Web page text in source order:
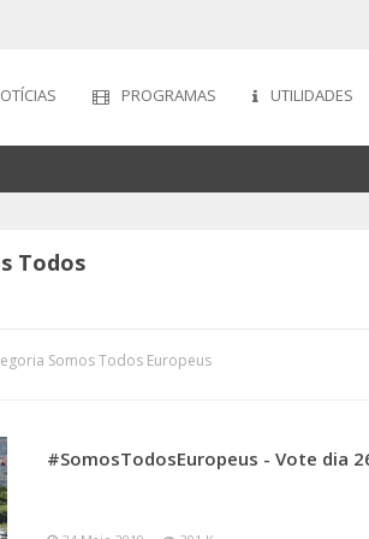
PROGRAMAS UTILIDADES
Todos
Somos Todos Europeus
#SomosTodosEuropeus - Vote dia